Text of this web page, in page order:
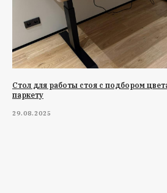
Стол для работы стоя с подбором
паркету
29.08.2025